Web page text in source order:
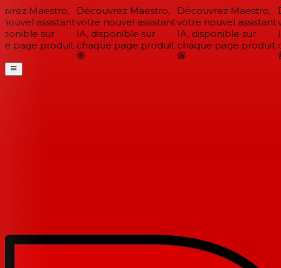
Maestro,
assistant
sur
page produit
Découvrez Maestro,
votre nouvel assistant
IA, disponible sur
chaque page produit
Découvrez Maestro,
votre nouvel assistant
IA, disponible sur
chaque page produit